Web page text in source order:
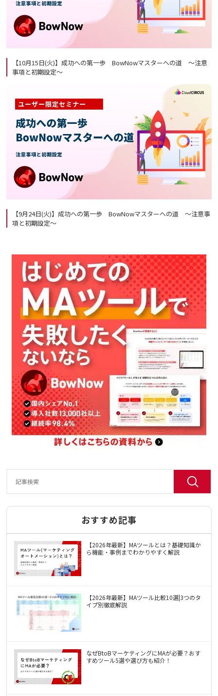
【10月15日(火)】成功への第一歩 BowNowマスターへの道 ～注意
事項と初期設定～
【9月24日(火)】成功への第一歩 BowNowマスターへの道 ～注意事
項と初期設定～
おすすめ記事
【2026年最新】MAツールとは？基礎知識か
ら機能・事例までわかりやすく解説
【2026年最新】MAツール比較10選|3つのタ
イプ別徹底解説
なぜBtoBマーケティングにMAが必要？おす
すめツール5選や選び方も紹介！